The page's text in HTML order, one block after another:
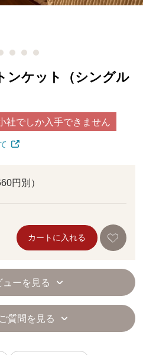
ンケット（シングル
社でしか入手できません
円別）
カートに入れる
ューを見る
質問を見る